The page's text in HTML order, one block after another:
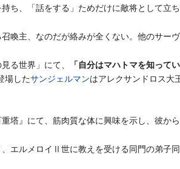
ち、「話をする」ためだけに敵将として立
喚主、なのだが絡みが全くない。他のサー
見る世界」にて、 「自分はマハトマを知ってい
場したサンジェルマンはアレクサンドロス大
塔』にて、筋肉質な体に興味を示し、彼か
、エルメロイⅡ世に教えを受ける同門の弟子同